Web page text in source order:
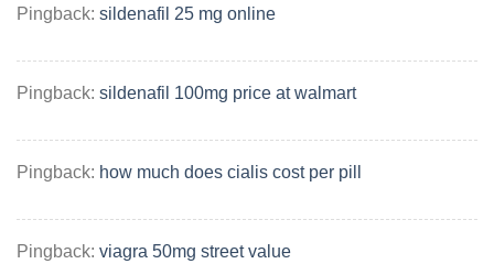
Pingback: sildenafil 25 mg online
Pingback: sildenafil 100mg price at walmart
Pingback: how much does cialis cost per pill
Pingback: viagra 50mg street value